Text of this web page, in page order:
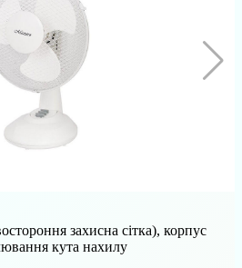
захисна сітка), корпус
кута нахилу